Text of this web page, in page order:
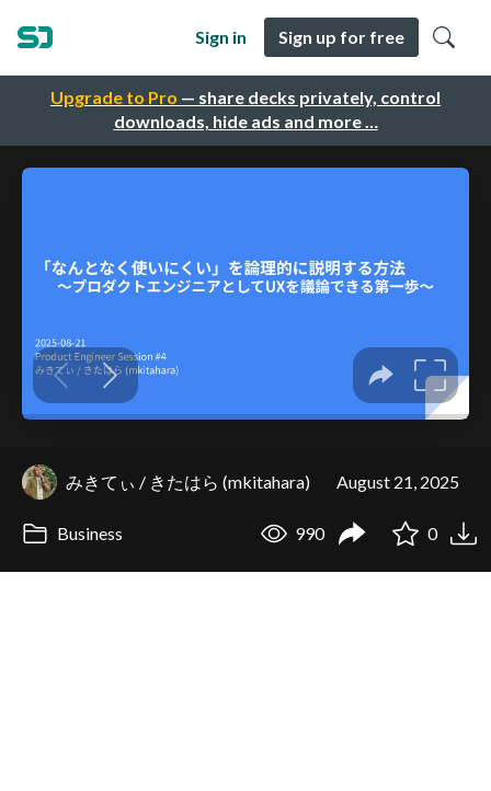
Upgrade to Pro — share decks privately, control
downloads, hide ads and more …
Sign in Sign up for free
みきてぃ / きたはら (mkitahara) August 21, 2025
Business 990 0